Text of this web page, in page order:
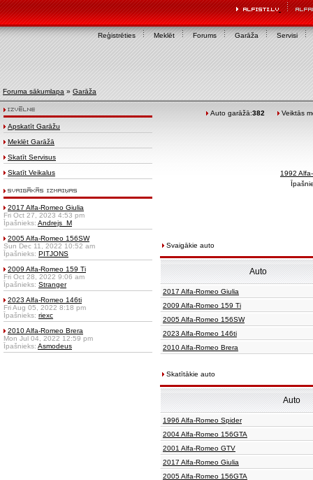
Reģistrēties Meklēt Forums Garāža Servisi
Foruma sākumlapa » Garāža
Apskatīt Garāžu
Meklēt Garāžā
Skatīt Servisus
Skatīt Veikalus
2017 Alfa-Romeo Giulia
Fri Oct 27, 2023 4:53 pm
Īpašnieks: Andrejs_M
2005 Alfa-Romeo 156SW
Sun Dec 11, 2022 10:52 am
Īpašnieks: PITJONS
2009 Alfa-Romeo 159 Ti
Fri Oct 28, 2022 9:06 am
Īpašnieks: Stranger
2023 Alfa-Romeo 146ti
Fri Aug 05, 2022 8:18 pm
Īpašnieks: riexc
2010 Alfa-Romeo Brera
Mon Jul 04, 2022 12:59 pm
Īpašnieks: Asmodeus
Auto garāžā:382 Veiktās
1992
Svaigākie auto
Auto
2017 Alfa-Romeo Giulia
2009 Alfa-Romeo 159 Ti
2005 Alfa-Romeo 156SW
2023 Alfa-Romeo 146ti
2010 Alfa-Romeo Brera
Skatītākie auto
Auto
1996 Alfa-Romeo Spider
2004 Alfa-Romeo 156GTA
2001 Alfa-Romeo GTV
2017 Alfa-Romeo Giulia
2005 Alfa-Romeo 156GTA